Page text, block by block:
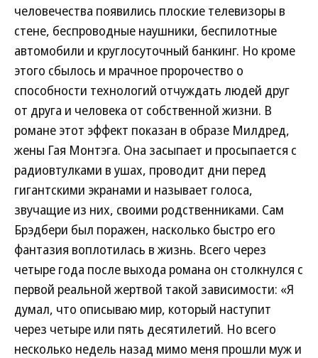
человечества появились плоские телевизоры в
стене, беспроводные наушники, беспилотные
автомобили и круглосуточный банкинг. Но кроме
этого сбылось и мрачное пророчество о
способности технологий отчуждать людей друг
от друга и человека от собственной жизни. В
романе этот эффект показан в образе Милдред,
жены Гая Монтэга. Она засыпает и просыпается с
радиовтулками в ушах, проводит дни перед
гигантскими экранами и называет голоса,
звучащие из них, своими родственниками. Сам
Брэдбери был поражен, насколько быстро его
фантазия воплотилась в жизнь. Всего через
четыре года после выхода романа он столкнулся с
первой реальной жертвой такой зависимости: «Я
думал, что описываю мир, который наступит
через четыре или пять десятилетий. Но всего
несколько недель назад мимо меня прошли муж и